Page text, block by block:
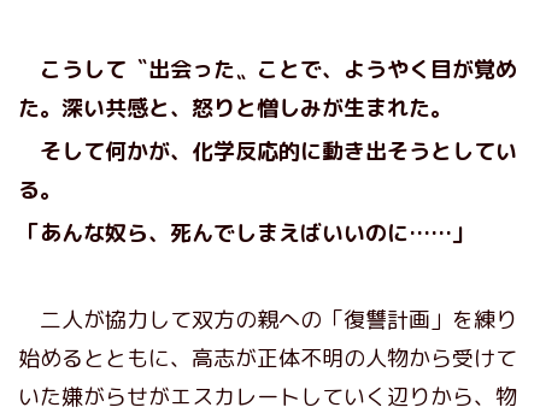
こうして〝出会った〟ことで、ようやく目が覚め
た。深い共感と、怒りと憎しみが生まれた。
そして何かが、化学反応的に動き出そうとしてい
る。
「あんな奴ら、死んでしまえばいいのに……」
二人が協力して双方の親への「復讐計画」を練り
始めるとともに、高志が正体不明の人物から受けて
いた嫌がらせがエスカレートしていく辺りから、物